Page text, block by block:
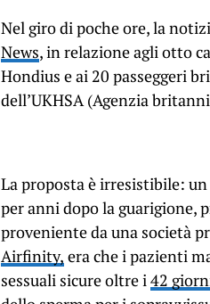
Nel giro di poche ore, la
News, in relazione agli otto
Hondius e ai 20 passeggeri
dell’UKHSA (Agenzia
La proposta è irresistibile:
per anni dopo la guarigione,
proveniente da una società
Airfinity, era che i pazienti
sessuali sicure oltre i42